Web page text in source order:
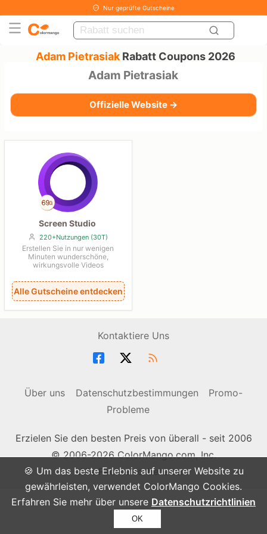
🍪 Um das beste Erlebnis auf unserer Website zu
gewährleisten, verwendet ColorMango Cookies.
Erfahren Sie mehr über unsere Datenschutzrichtlinien
OK
Nur geprüfte Gutscheine
Adam PietrasiakRabatt Coupons 2026
Adam Pietrasiak
Offizielle Website →
Screen Studio
220+Nutzungen (30T)
Erstellen Sie in nur wenigen
Minuten wunderschöne,
wirkungsvolle Videos
Alle Gutscheine entdecken
Kontaktiere Uns
Über uns Datenschutzbestimmungen
Promo-
Probleme
Erzielen Sie den besten Preis von überall - seit 2006
© 2006-2026 ColorMango.com, Inc.
Alle Rechte vorbehalten.